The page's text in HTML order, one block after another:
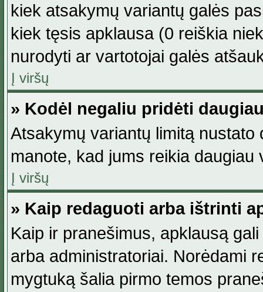
kiek atsakymų variantų galės
kiek tęsis apklausa (0 reiškia
nurodyti ar vartotojai galės
Į viršų
» Kodėl negaliu pridėti
Atsakymų variantų limitą
manote, kad jums reikia daugiau
Į viršų
» Kaip redaguoti arba ištrinti
Kaip ir pranešimus, apklausą
arba administratoriai. Norėdami
mygtuką šalia pirmo temos